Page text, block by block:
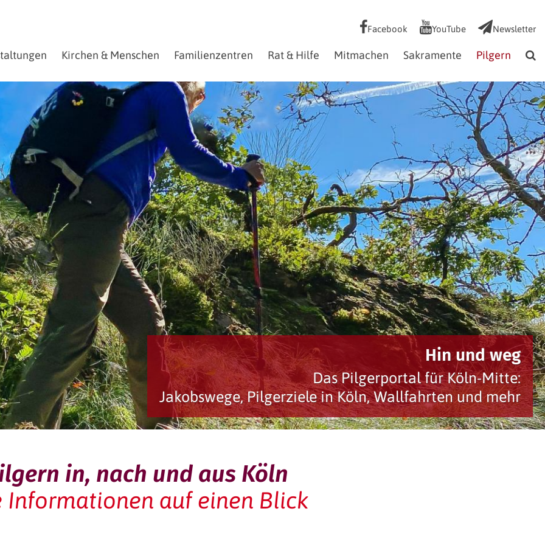
Facebook YouTube Newsletter
Kirchen & Menschen Familienzentren Rat & Hilfe Mitmachen Sakramente Pilgern
©
Hin und
Das Pilgerportal für Köln-
Jakobswege, Pilgerziele in Köln, Wallfahrten und
in, nach und aus Köln
Informationen auf einen Blick